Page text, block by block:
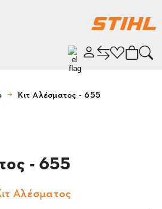
Κιτ Αλέσματος - 655
- 655
Αλέσματος